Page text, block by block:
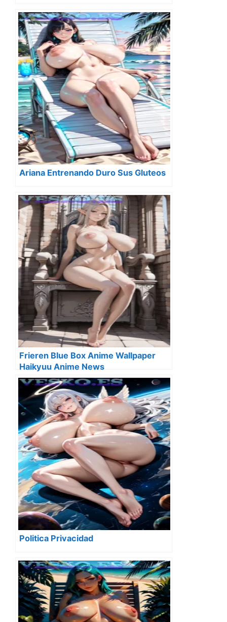
Ariana Entrenando Duro Sus Gluteos
Frieren Blue Box Anime Wallpaper
Haikyuu Anime News
Politica Privacidad